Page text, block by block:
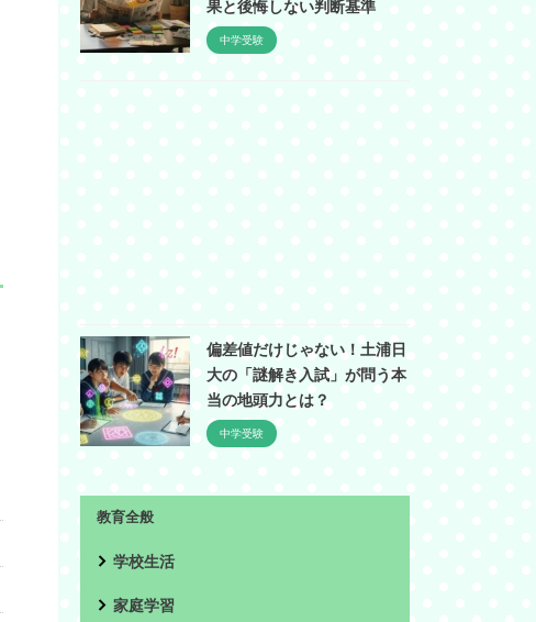
果と後悔しない判断基準
中学受験
偏差値だけじゃない！土浦日
大の「謎解き入試」が問う本
当の地頭力とは？
中学受験
教育全般
学校生活
家庭学習